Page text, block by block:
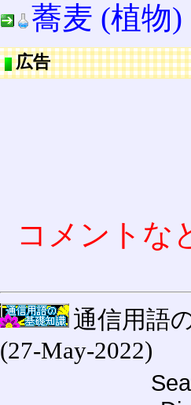
蕎麦 (植物)
広告
コメントな
通信用語
(27-May-2022)